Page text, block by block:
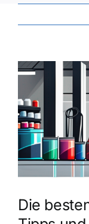
Zeige
grösseres
Bild
Die